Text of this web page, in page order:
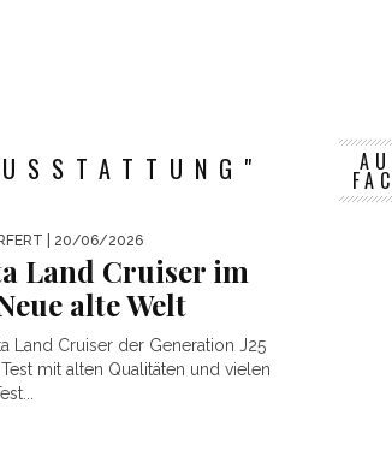
| 20/06/2026
Land Cruiser im
alte Welt
Land Cruiser der Generation J25
mit alten Qualitäten und vielen